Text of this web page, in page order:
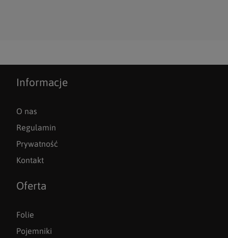
Informacje
O nas
Regulamin
Prywatność
Kontakt
Oferta
Folie
Pojemniki